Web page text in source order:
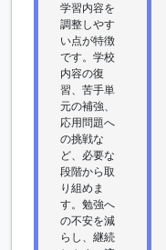
学習内容を
調整しやす
い点が特徴
です。学校
内容の復
習、苦手単
元の補強、
応用問題へ
の挑戦な
ど、必要な
段階から取
り組めま
す。勉強へ
の不安を減
らし、継続